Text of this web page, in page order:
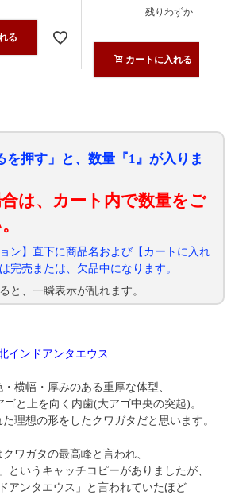
る
残りわずか
カートに入れる
を押す」と、数量『1』が入りま
は、カート内で数量をご
ン】直下に商品名および【カートに入れ
完売または、欠品中になります。
と、一瞬表示が乱れます。
インドアンタエウス
横幅・厚みのある重厚な体型、
と上を向く内歯(大アゴ中央の突起)。
理想の形をしたクワガタだと思います。
ワガタの最高峰と言われ、
というキャッチコピーがありましたが、
アンタエウス」と言われていたほど